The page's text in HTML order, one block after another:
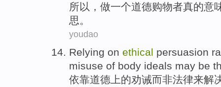
所以 ， 做一个道德购物者真的意
思。
youdao
Relying on ethical persuasion
misuse of body ideals may be
依靠道德上的劝诫而非法律来解